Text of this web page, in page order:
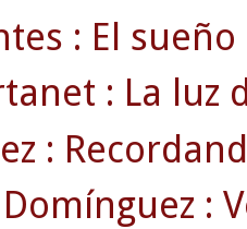
: El
: La luz
:
: